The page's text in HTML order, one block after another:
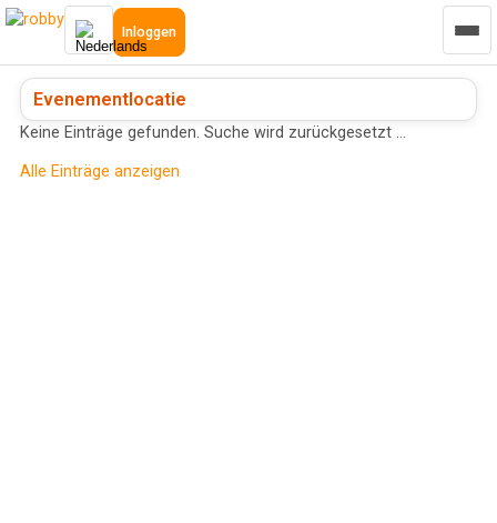
Inloggen
Evenementlocatie
Keine Einträge gefunden. Suche wird zurückgesetzt …
Alle Einträge anzeigen